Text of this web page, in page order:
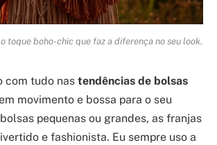
toque boho-chic que faz a diferença no seu look.
com tudo nas tendências de bolsas
movimento e bossa para o seu
pequenas ou grandes, as franjas
e fashionista. Eu sempre uso a